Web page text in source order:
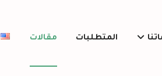
المتطلبات مقالات